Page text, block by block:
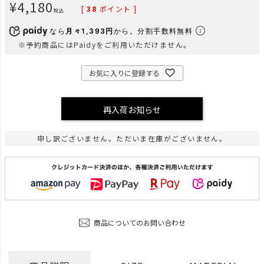
¥4,180 税込 [ 38 ポイント ]
なら 月々1,393円から。分割手数料無料
※予約商品にはPaidyをご利用いただけません。
お気に入りに登録する
再入荷お知らせ
申し訳ございません。ただいま在庫がございません。
商品についてのお問い合わせ